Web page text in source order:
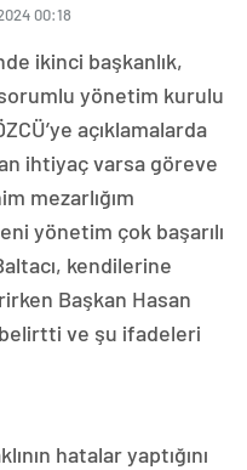
00:18
ikinci başkanlık,
yönetim kurulu
açıklamalarda
ihtiyaç varsa göreve
mezarlığım
yönetim çok başarılı
kendilerine
Başkan Hasan
belirtti ve şu ifadeleri
hatalar yaptığını